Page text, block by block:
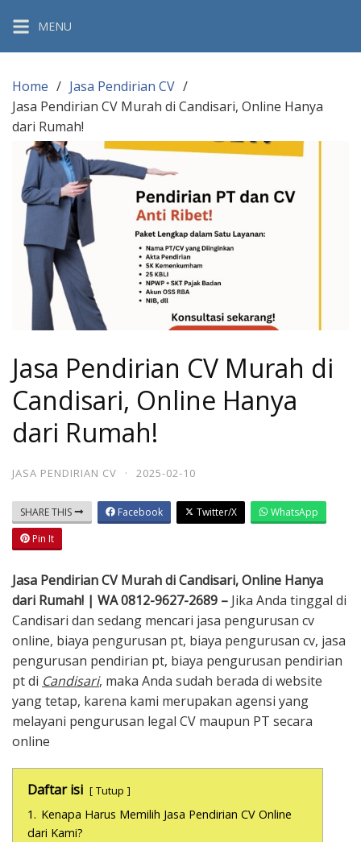
content
MENU
Home
Jasa Pendirian CV
Jasa Pendirian CV Murah di Candisari, Online Hanya
dari Rumah!
Jasa Pendirian CV Murah di
Candisari, Online Hanya
dari Rumah!
JASA PENDIRIAN CV · 2025-02-10
SHARE THIS Facebook Twitter/X
WhatsApp
Pin It
Jasa Pendirian CV Murah di Candisari, Online Hanya
dari Rumah! | WA 0812-9627-2689 – Jika Anda tinggal di
Candisari dan sedang mencari jasa pengurusan cv
online, biaya pengurusan pt, biaya pengurusan cv, jasa
pengurusan pendirian pt, biaya pengurusan pendirian
pt di Candisari, maka Anda sudah berada di website
yang tetap, karena kami merupakan agensi yang
melayani pengurusan legal CV maupun PT secara
online
Daftar isi Tutup
1. Kenapa Harus Memilih Jasa Pendirian CV Online
dari Kami?